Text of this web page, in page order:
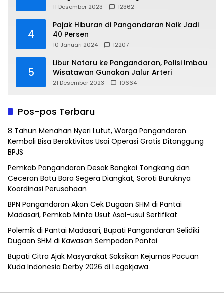
11 Desember 2023 12362
4
Pajak Hiburan di Pangandaran Naik Jadi
40 Persen
10 Januari 2024 12207
5
Libur Nataru ke Pangandaran, Polisi Imbau
Wisatawan Gunakan Jalur Arteri
21 Desember 2023 10664
Pos-pos Terbaru
8 Tahun Menahan Nyeri Lutut, Warga Pangandaran
Kembali Bisa Beraktivitas Usai Operasi Gratis Ditanggung
BPJS
Pemkab Pangandaran Desak Bangkai Tongkang dan
Ceceran Batu Bara Segera Diangkat, Soroti Buruknya
Koordinasi Perusahaan
BPN Pangandaran Akan Cek Dugaan SHM di Pantai
Madasari, Pemkab Minta Usut Asal-usul Sertifikat
Polemik di Pantai Madasari, Bupati Pangandaran Selidiki
Dugaan SHM di Kawasan Sempadan Pantai
Bupati Citra Ajak Masyarakat Saksikan Kejurnas Pacuan
Kuda Indonesia Derby 2026 di Legokjawa